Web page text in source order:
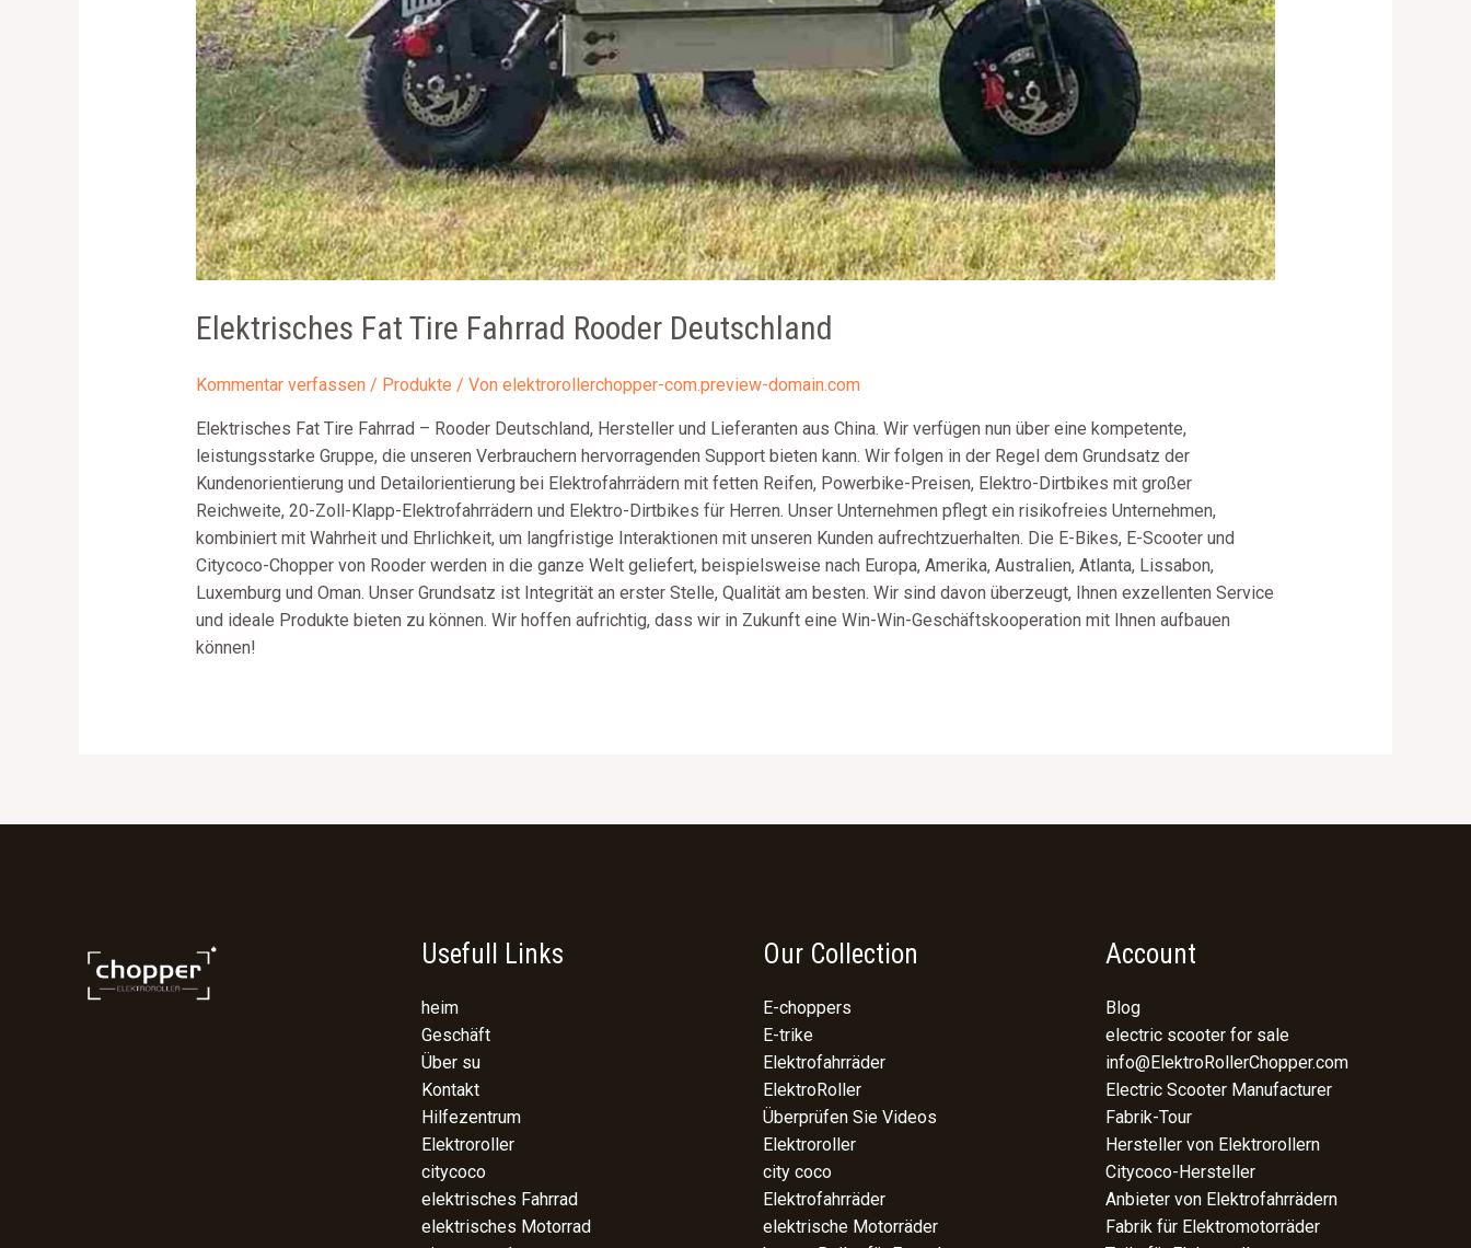
Elektrisches Fat Tire Fahrrad Rooder Deutschland
Kommentar verfassen / Produkte / Von elektrorollerchopper-com.preview-domain.com
Elektrisches Fat Tire Fahrrad – Rooder Deutschland, Hersteller und Lieferanten aus China. Wir verfügen nun über eine kompetente,
leistungsstarke Gruppe, die unseren Verbrauchern hervorragenden Support bieten kann. Wir folgen in der Regel dem Grundsatz der
Kundenorientierung und Detailorientierung bei Elektrofahrrädern mit fetten Reifen, Powerbike-Preisen, Elektro-Dirtbikes mit großer
Reichweite, 20-Zoll-Klapp-Elektrofahrrädern und Elektro-Dirtbikes für Herren. Unser Unternehmen pflegt ein risikofreies Unternehmen,
kombiniert mit Wahrheit und Ehrlichkeit, um langfristige Interaktionen mit unseren Kunden aufrechtzuerhalten. Die E-Bikes, E-Scooter und
Citycoco-Chopper von Rooder werden in die ganze Welt geliefert, beispielsweise nach Europa, Amerika, Australien, Atlanta, Lissabon,
Luxemburg und Oman. Unser Grundsatz ist Integrität an erster Stelle, Qualität am besten. Wir sind davon überzeugt, Ihnen exzellenten Service
und ideale Produkte bieten zu können. Wir hoffen aufrichtig, dass wir in Zukunft eine Win-Win-Geschäftskooperation mit Ihnen aufbauen
können!
Usefull Links
heim
Geschäft
Über su
Kontakt
Hilfezentrum
Elektroroller
citycoco
elektrisches Fahrrad
elektrisches Motorrad
Our Collection
E-choppers
E-trike
Elektrofahrräder
ElektroRoller
Überprüfen Sie Videos
Elektroroller
city coco
Elektrofahrräder
elektrische Motorräder
Account
Blog
electric scooter for sale
info@ElektroRollerChopper.com
Electric Scooter Manufacturer
Fabrik-Tour
Hersteller von Elektrorollern
Citycoco-Hersteller
Anbieter von Elektrofahrrädern
Fabrik für Elektromotorräder